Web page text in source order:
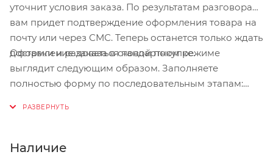
уточнит условия заказа. По результатам разговора
вам придет подтверждение оформления товара на
почту или через СМС. Теперь останется только ждать
доставки и радоваться новой покупке.
Оформление заказа в стандартном режиме
выглядит следующим образом. Заполняете
полностью форму по последовательным этапам:
Нажмите кнопку «Оформить заказ».
Наличие